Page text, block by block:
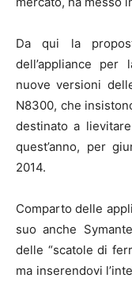
Da qui la
dell’appliance
nuove versioni
N8300, che
destinato a
quest’anno, per
2014.
Comparto delle
suo anche
delle “scatole di
ma inserendovi